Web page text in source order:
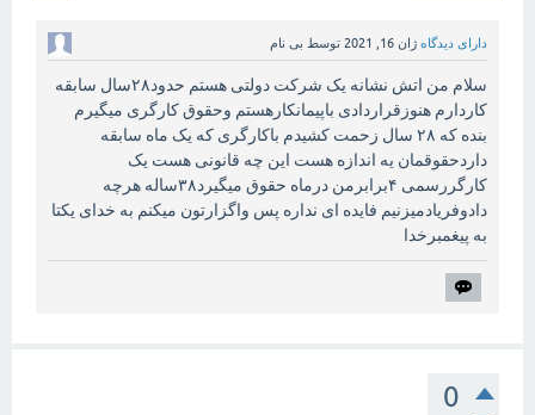
دارای دیدگاه ژان 16, 2021 توسط بی نام
سلام من اتش نشانه یک شرکت دولتی هستم حدود۲۸سال سابقه
کاردارم هنوزقراردادی باپیمانکارهستم وحقوق کارگری میگیرم
بنده که ۲۸ سال زحمت کشیدم باکارگری که یک ماه سابقه
داردحقوقمان یه اندازه هست این چه قانونی هست یک
کارگررسمی ۴برابرمن درماه حقوق میگیرد۳۸ساله هرچه
دادوفریادمیزنیم فایده ای نداره پس واگزارتون میکنم به خدای یکتا
به پیغمبرخدا
0